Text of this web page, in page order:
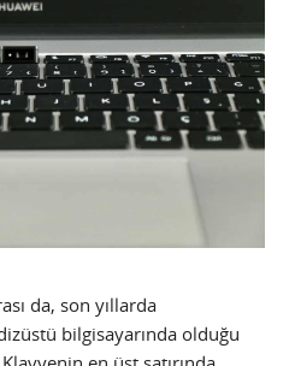
da, son yıllarda
bilgisayarında olduğu